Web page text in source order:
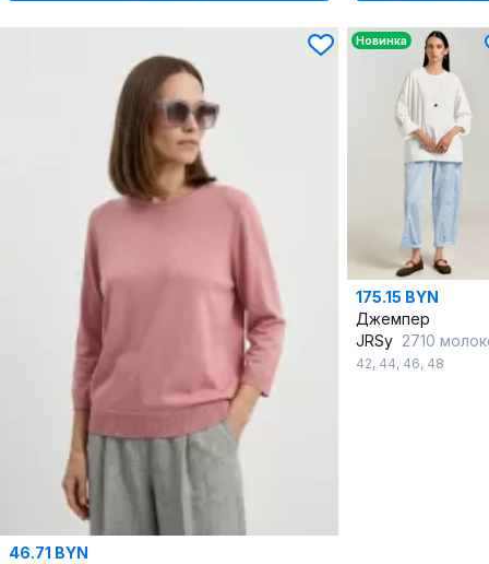
46.71 BYN
Новинка
175.15 BYN
Джемпер
JRSy 2710
42, 44, 46, 48